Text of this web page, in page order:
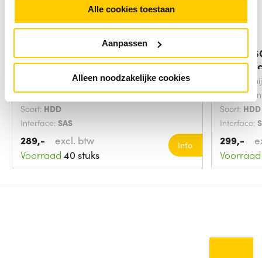
Alle cookies toestaan
Aanpassen
Alleen noodzakelijke cookies
HP 146GB 6G SAS 15K rpm SFF
(2.5-inch)
HDD capaciteit:146 GB
Component voor:Server/werkplaats
Soort: HDD
Interface: SAS
289,-
excl. btw
Voorraad 40 stuks
Info
HPE
harde
Harde
Soort: HDD
Interface:
299,-
Voorraad